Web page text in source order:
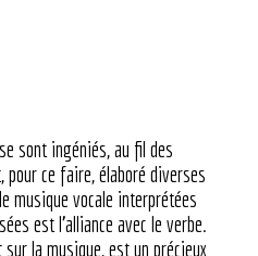
sont ingéniés, au fil des
pour ce faire, élaboré diverses
musique vocale interprétées
est l’alliance avec le verbe.
la musique, est un précieux